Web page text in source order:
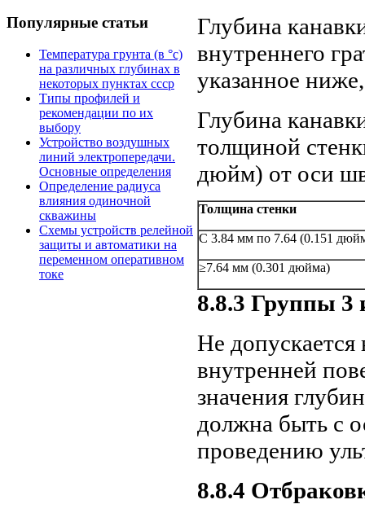
Популярные статьи
Температура грунта (в °с)
на различных глубинах в
некоторых пунктах ссср
Типы профилей и
рекомендации по их
выбору
Устройство воздушных
линий электропередачи.
Основные определения
Определение радиуса
влияния одиночной
скважины
Схемы устройств релейной
защиты и автоматики на
переменном оперативном
токе
Глубина
внутреннего
указанное
Глубина
толщиной
дюйм) от оси
Толщина стенки
С 3.84 мм по 7.64 (0.151
≥7.64 мм (0.301 дюйма)
8.8.3 Группы 3
Не допускается
внутренней
значения
должна быть с
проведению
8.8.4